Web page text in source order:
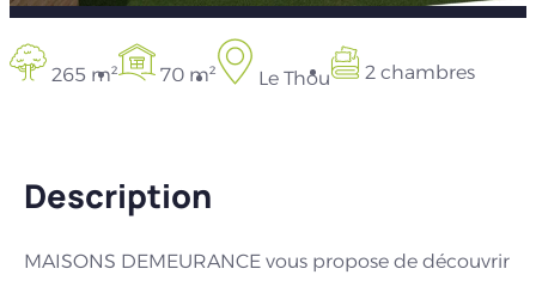
265 m² 70 m² Le Thou 2 chambres
Description
MAISONS DEMEURANCE vous propose de découvrir